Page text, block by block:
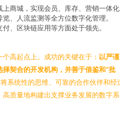
上商城，实现会员、库存、营销一体
、人流监测等全方位数字化管理。
付、区块链应用等方面处于领先。
高起点上。成功的关键在于： 以严
契合的开发机构，并善于借鉴和“批
将系统性的思维、可靠的合作伙伴和经
质量地构建出支撑业务发展的数字系